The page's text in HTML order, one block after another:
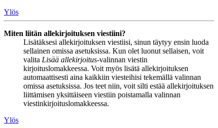
Ylös
Miten liitän allekirjoituksen viestiini?
Lisätäksesi allekirjoituksen viestiisi, sinun täytyy ensin luoda
sellainen omissa asetuksissa. Kun olet luonut sellaisen, voit
valita Lisää allekirjoitus-valinnan viestin
kirjoituslomakkeessa. Voit myös lisätä allekirjoituksen
automaattisesti aina kaikkiin viesteihisi tekemällä valinnan
omissa asetuksissa. Jos teet niin, voit silti estää allekirjoituksen
liittämisen yksittäiseen viestiin poistamalla valinnan
viestinkirjoituslomakkeessa.
Ylös